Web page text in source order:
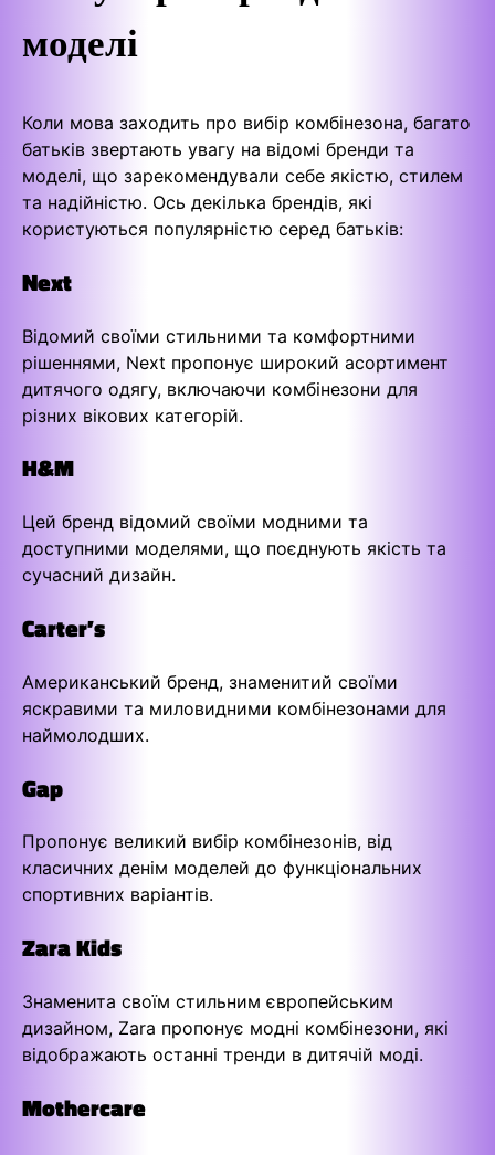
моделі
Коли мова заходить про вибір комбінезона, багато
батьків звертають увагу на відомі бренди та
моделі, що зарекомендували себе якістю, стилем
та надійністю. Ось декілька брендів, які
користуються популярністю серед батьків:
Next
Відомий своїми стильними та комфортними
рішеннями, Next пропонує широкий асортимент
дитячого одягу, включаючи комбінезони для
різних вікових категорій.
H&M
Цей бренд відомий своїми модними та
доступними моделями, що поєднують якість та
сучасний дизайн.
Carter’s
Американський бренд, знаменитий своїми
яскравими та миловидними комбінезонами для
наймолодших.
Gap
Пропонує великий вибір комбінезонів, від
класичних денім моделей до функціональних
спортивних варіантів.
Zara Kids
Знаменита своїм стильним європейським
дизайном, Zara пропонує модні комбінезони, які
відображають останні тренди в дитячій моді.
Mothercare